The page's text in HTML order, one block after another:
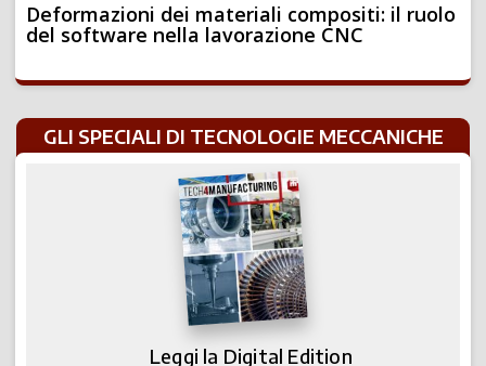
Deformazioni dei materiali compositi: il ruolo
del software nella lavorazione CNC
GLI SPECIALI DI TECNOLOGIE MECCANICHE
Leggi la Digital Edition